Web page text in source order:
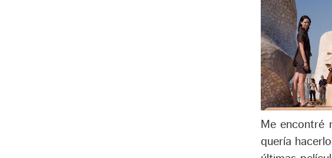
Me encontré
quería